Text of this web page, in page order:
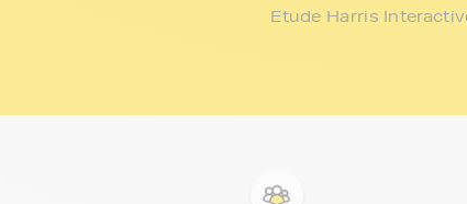
Etude Harris